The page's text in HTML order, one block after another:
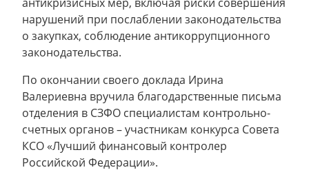
нарушений при послаблении законодательства
о закупках, соблюдение антикоррупционного
законодательства.
По окончании своего доклада Ирина
Валериевна вручила благодарственные письма
отделения в СЗФО специалистам контрольно-
счетных органов – участникам конкурса Совета
КСО «Лучший финансовый контролер
Российской Федерации».